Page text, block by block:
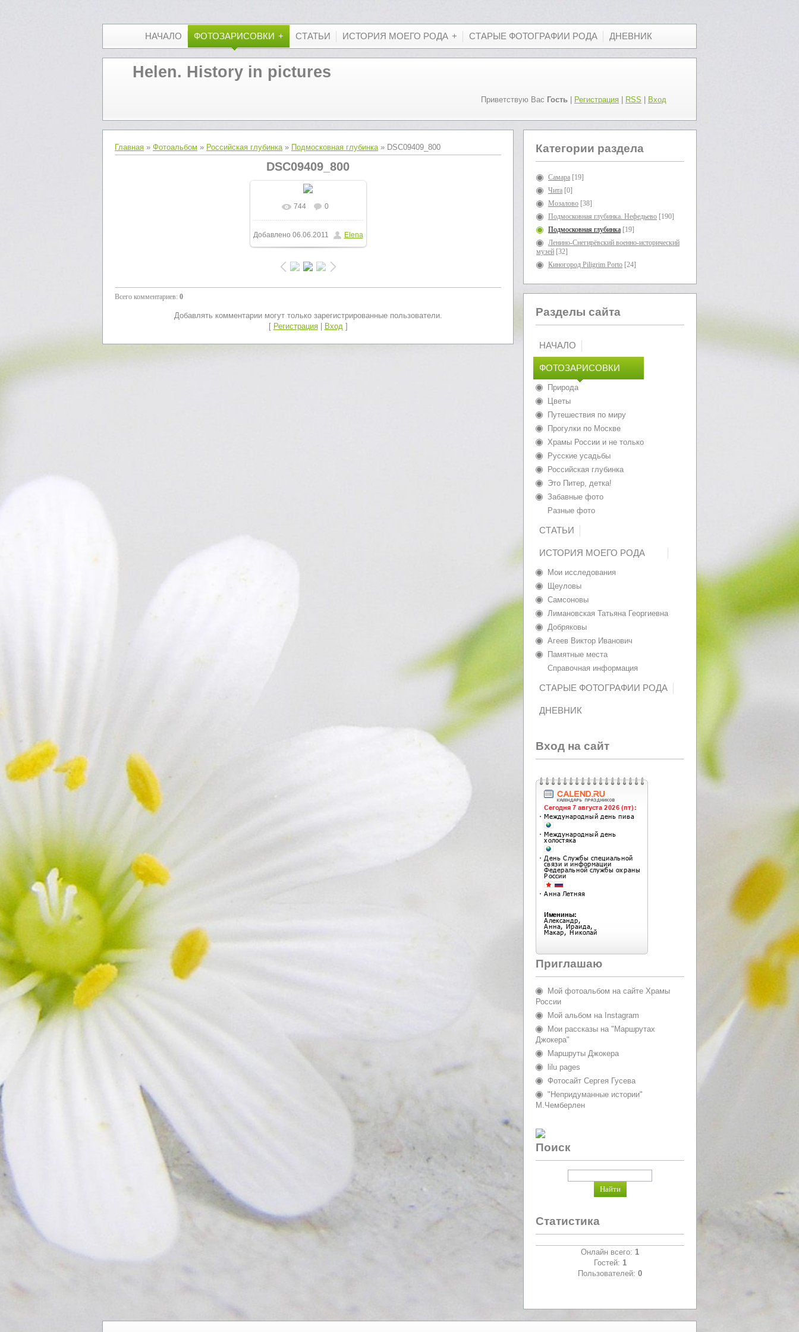
НАЧАЛО ФОТОЗАРИСОВКИ СТАТЬИ ИСТОРИЯ МОЕГО РОДА СТАРЫЕ ФОТОГРАФИИ РОДА ДНЕВНИК
Helen. History in pictures
Приветствую Вас Гость Регистрация RSS Вход
Главная » Фотоальбом » Российская глубинка» Подмосковная глубинка» DSC09409_800
DSC09409_800
В реальном размере
800x600/ 190.0Kb
744 0
Добавлено 06.06.2011 Elena
Всего комментариев: 0
Добавлять комментарии могут только зарегистрированные пользователи.
[ Регистрация| Вход]
Категории раздела
Самара [19]
Чита [0]
Мозалово [38]
Подмосковная глубинка. Нефедьево [190]
Подмосковная глубинка [19]
Ленино-Снегирёвский военно-исторический
музей [32]
Киногород Piligrim Porto [24]
Разделы сайта
НАЧАЛО
ФОТОЗАРИСОВКИ
Природа
Цветы
Путешествия по миру
Прогулки по Москве
Храмы России и не только
Русские усадьбы
Российская глубинка
Это Питер, детка!
Забавные фото
Разные фото
СТАТЬИ
ИСТОРИЯ МОЕГО РОДА
Мои исследования
Щеуловы
Самсоновы
Лимановская Татьяна Георгиевна
Добряковы
Агеев Виктор Иванович
Памятные места
Справочная информация
СТАРЫЕ ФОТОГРАФИИ РОДА
ДНЕВНИК
Вход на сайт
Приглашаю
Мой фотоальбом на сайте Храмы
России
Мой альбом на Instagram
Мои рассказы на "Маршрутах
Джокера"
Маршруты Джокера
lilu pages
Фотосайт Сергея Гусева
"Непридуманные истории"
М.Чемберлен
Поиск
Статистика
Онлайн всего: 1
Гостей: 1
Пользователей: 0